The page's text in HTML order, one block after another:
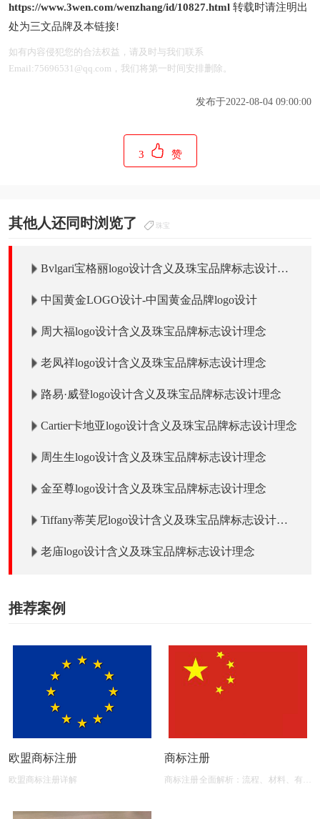
https://www.3wen.com/wenzhang/id/10827.html 转载时请注明出
处为三文品牌及本链接!
如有内容侵犯您的合法权益，请及时与我们联系
Email:75696531@qq.com，我们将第一时间安排删除。
发布于2022-08-04 09:00:00
3 赞
其他人还同时浏览了 珠宝
Bvlgari宝格丽logo设计含义及珠宝品牌标志设计理
中国黄金LOGO设计-中国黄金品牌logo设计
周大福logo设计含义及珠宝品牌标志设计理念
老凤祥logo设计含义及珠宝品牌标志设计理念
路易·威登logo设计含义及珠宝品牌标志设计理念
Cartier卡地亚logo设计含义及珠宝品牌标志设计理念
周生生logo设计含义及珠宝品牌标志设计理念
金至尊logo设计含义及珠宝品牌标志设计理念
Tiffany蒂芙尼logo设计含义及珠宝品牌标志设计理
老庙logo设计含义及珠宝品牌标志设计理念
推荐案例
欧盟商标注册
欧盟商标注册详解
商标注册
商标注册全面解析：流程、材料、有效